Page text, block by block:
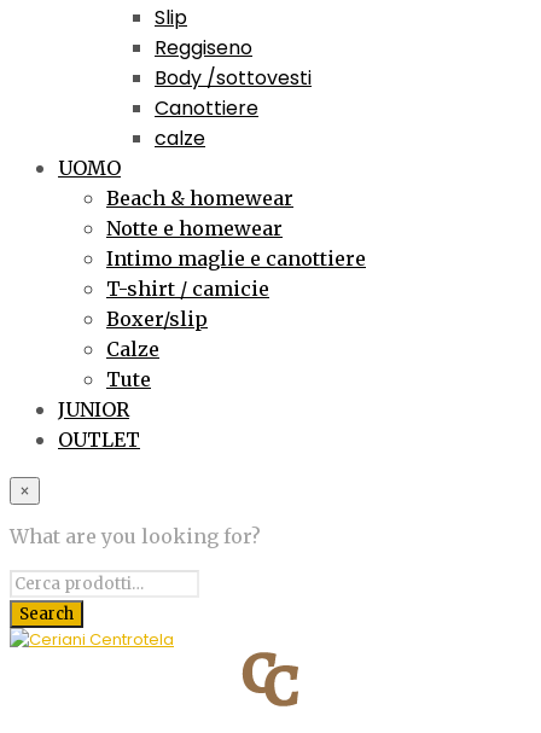
Slip
Reggiseno
Body /sottovesti
Canottiere
calze
UOMO
Beach & homewear
Notte e homewear
Intimo maglie e canottiere
T-shirt / camicie
Boxer/slip
Calze
Tute
JUNIOR
OUTLET
×
What are you looking for?